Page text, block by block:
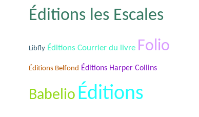
Éditions les Escales
Libfly Éditions Courrier du livre Folio
Éditions Belfond Éditions Harper Collins
Babelio Éditions